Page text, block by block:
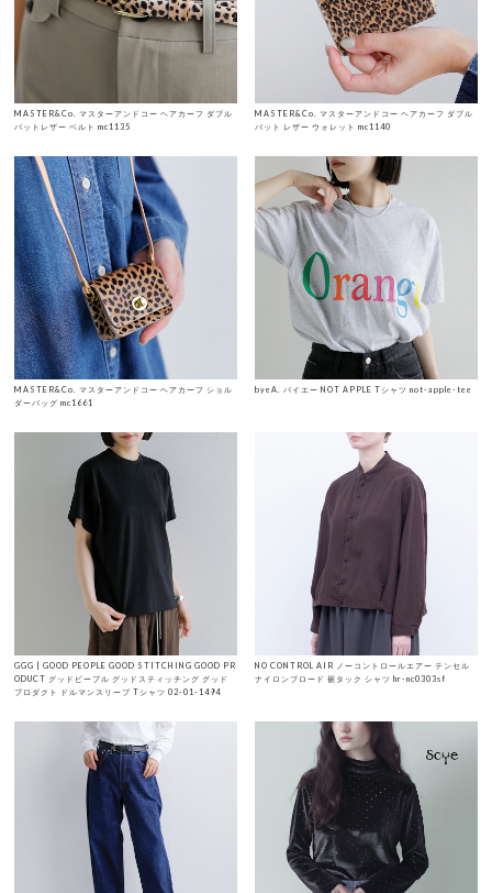
MASTER&Co. マスターアンドコー ヘアカーフ ダブル
バットレザー ベルト mc1135
MASTER&Co. マスターアンドコー ヘアカーフ ダブル
バット レザー ウォレット mc1140
MASTER&Co. マスターアンドコー ヘアカーフ ショル
ダーバッグ mc1661
byeA. バイエー NOT APPLE Tシャツ not-apple-tee
GGG | GOOD PEOPLE GOOD STITCHING GOOD PR
ODUCT グッドピープル グッドスティッチング グッド
プロダクト ドルマンスリーブ Tシャツ 02-01-1494
NO CONTROL AIR ノーコントロールエアー テンセル
ナイロンブロード 裾タック シャツ hr-nc0303sf